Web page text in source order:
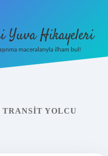
Yuva Hikayeleri
maceralarıyla ilham bul!
YOLCU